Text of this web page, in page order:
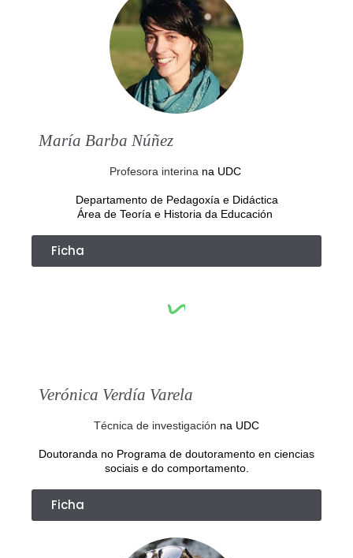
María Barba Núñez
Profesora interina na UDC
Departamento de Pedagoxía e Didáctica
Área de Teoría e Historia da Educación
Ficha
Verónica Verdía Varela
Técnica de investigación na UDC
Doutoranda no Programa de doutoramento en ciencias
sociais e do comportamento.
Ficha